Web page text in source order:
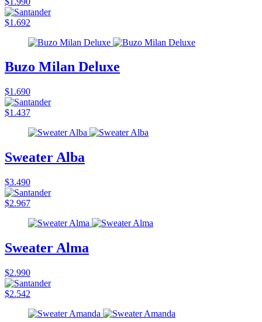
$1.692
Buzo Milan Deluxe
$1.690
$1.437
Sweater Alba
$3.490
$2.967
Sweater Alma
$2.990
$2.542